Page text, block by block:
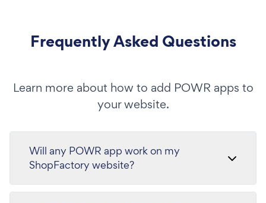
Frequently Asked Questions
Learn more about how to add POWR apps to
your website.
Will any POWR app work on my
ShopFactory website?